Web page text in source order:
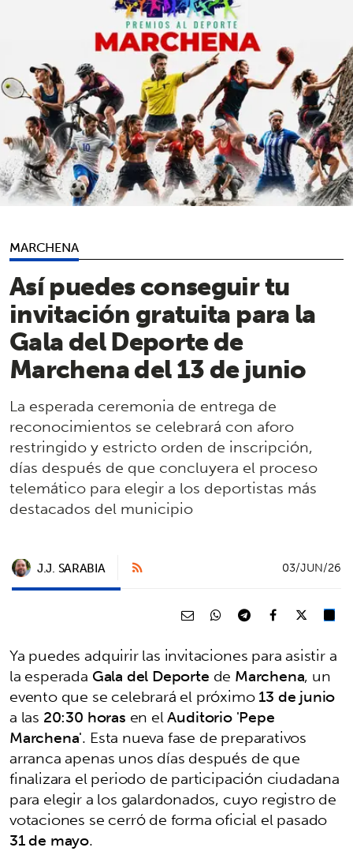
MARCHENA
Así puedes conseguir tu
invitación gratuita para la
Gala del Deporte de
Marchena del 13 de junio
La esperada ceremonia de entrega de
reconocimientos se celebrará con aforo
restringido y estricto orden de inscripción,
días después de que concluyera el proceso
telemático para elegir a los deportistas más
destacados del municipio
J.J. SARABIA 03/JUN/26
Ya puedes adquirir las invitaciones para asistir a
la esperada Gala del Deporte de Marchena, un
evento que se celebrará el próximo13 de junio
a las 20:30 horas en elAuditorio 'Pepe
Marchena'. Esta nueva fase de preparativos
arranca apenas unos días después de que
finalizara el periodo de participación ciudadana
para elegir a los galardonados, cuyo registro de
votaciones se cerró de forma oficial el pasado
31 de mayo.